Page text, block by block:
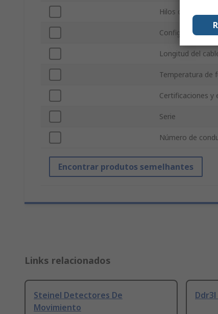
Hilos del
Configuración del
Longitud del
Temperatura de
Certificaciones y
Serie
Número de
Encontrar produtos semelhantes
Links relacionados
Steinel Detectores De
Movimiento
Ddr3l